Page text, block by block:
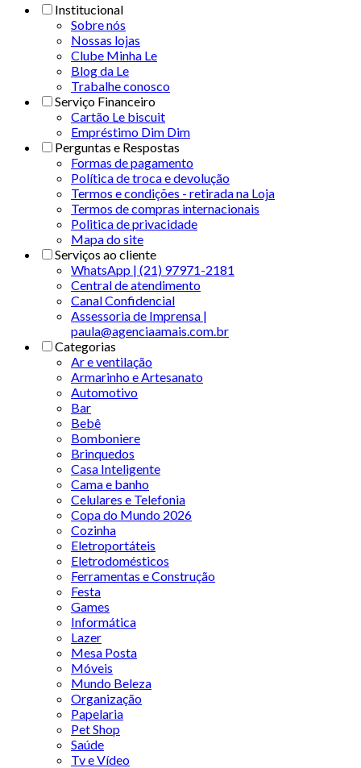
Institucional
Sobre nós
Nossas lojas
Clube Minha Le
Blog da Le
Trabalhe conosco
Serviço Financeiro
Cartão Le biscuit
Empréstimo Dim Dim
Perguntas e Respostas
Formas de pagamento
Política de troca e devolução
Termos e condições - retirada na Loja
Termos de compras internacionais
Politica de privacidade
Mapa do site
Serviços ao cliente
WhatsApp | (21) 97971-2181
Central de atendimento
Canal Confidencial
Assessoria de Imprensa |
paula@agenciaamais.com.br
Categorias
Ar e ventilação
Armarinho e Artesanato
Automotivo
Bar
Bebê
Bomboniere
Brinquedos
Casa Inteligente
Cama e banho
Celulares e Telefonia
Copa do Mundo 2026
Cozinha
Eletroportáteis
Eletrodomésticos
Ferramentas e Construção
Festa
Games
Informática
Lazer
Mesa Posta
Móveis
Mundo Beleza
Organização
Papelaria
Pet Shop
Saúde
Tv e Vídeo